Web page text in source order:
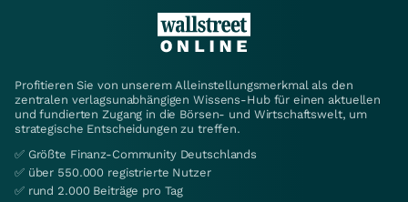
Profitieren Sie von unserem Alleinstellungsmerkmal als den
zentralen verlagsunabhängigen Wissens-Hub für einen aktuellen
und fundierten Zugang in die Börsen- und Wirtschaftswelt, um
strategische Entscheidungen zu treffen.
✅ Größte Finanz-Community Deutschlands
✅ über 550.000 registrierte Nutzer
✅ rund 2.000 Beiträge pro Tag